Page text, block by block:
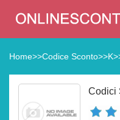
Home>>Codice Sconto>>K
Codici